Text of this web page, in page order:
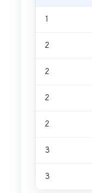
1
2
2
2
2
3
3